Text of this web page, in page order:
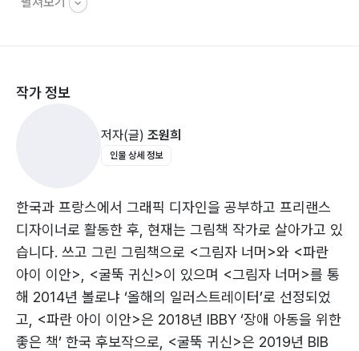
한 분위기를 담고 있습니다.
작가 정보
저자(글) 조원희
인물 상세 정보
한국과 프랑스에서 그래픽 디자인을 공부하고 프리랜스
디자이너로 활동한 후, 현재는 그림책 작가로 살아가고 있
습니다. 쓰고 그린 그림책으로 <그림자 너머>와 <파란
아이 이안>, <굴뚝 귀신>이 있으며 <그림자 너머>를 통
해 2014년 볼로냐 ‘올해의 일러스트레이터’로 선정되었
고, <파란 아이 이안>은 2018년 IBBY ‘장애 아동을 위한
좋은 책’ 한국 후보작으로, <굴뚝 귀신>은 2019년 BIB